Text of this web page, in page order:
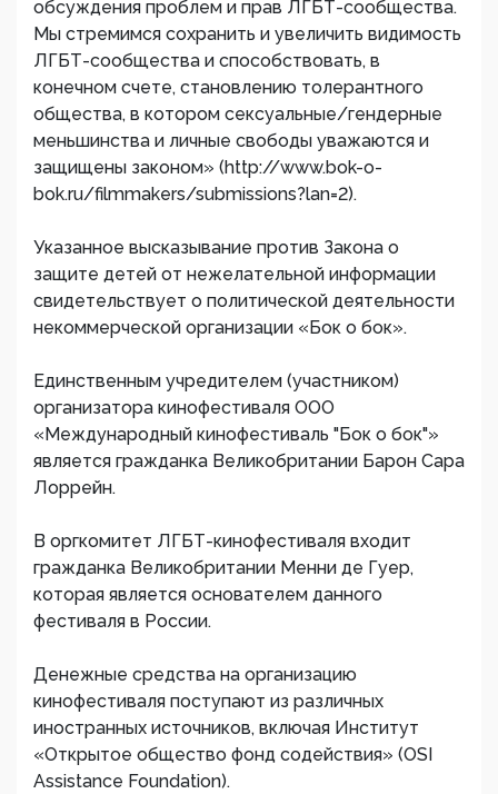
обсуждения проблем и прав ЛГБТ-сообщества.
Мы стремимся сохранить и увеличить видимость
ЛГБТ-сообщества и способствовать, в
конечном счете, становлению толерантного
общества, в котором сексуальные/гендерные
меньшинства и личные свободы уважаются и
защищены законом» (http://www.bok-o-
bok.ru/filmmakers/submissions?lan=2).
Указанное высказывание против Закона о
защите детей от нежелательной информации
свидетельствует о политической деятельности
некоммерческой организации «Бок о бок».
Единственным учредителем (участником)
организатора кинофестиваля ООО
«Международный кинофестиваль "Бок о бок"»
является гражданка Великобритании Барон Сара
Лоррейн.
В оргкомитет ЛГБТ-кинофестиваля входит
гражданка Великобритании Менни де Гуер,
которая является основателем данного
фестиваля в России.
Денежные средства на организацию
кинофестиваля поступают из различных
иностранных источников, включая Институт
«Открытое общество фонд содействия» (OSI
Assistance Foundation).